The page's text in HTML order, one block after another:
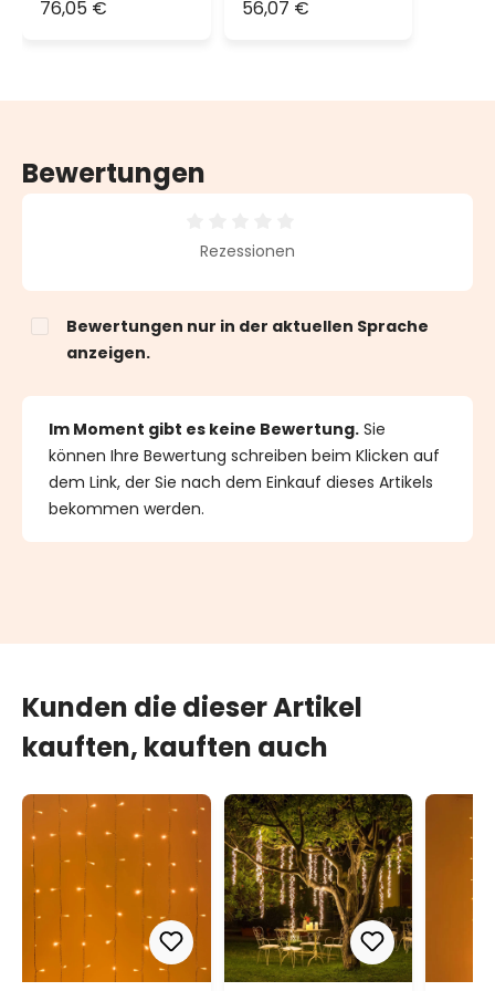
76,05 € 56,07 €
Bewertungen
Durchschnittliche Bewertung von 0 von 5 Sternen
Rezessionen
Bewertungen nur in der aktuellen Sprache
anzeigen.
Im Moment gibt es keine Bewertung. Sie
können Ihre Bewertung schreiben beim Klicken auf
dem Link, der Sie nach dem Einkauf dieses Artikels
bekommen werden.
Kunden die dieser Artikel
kauften, kauften auch